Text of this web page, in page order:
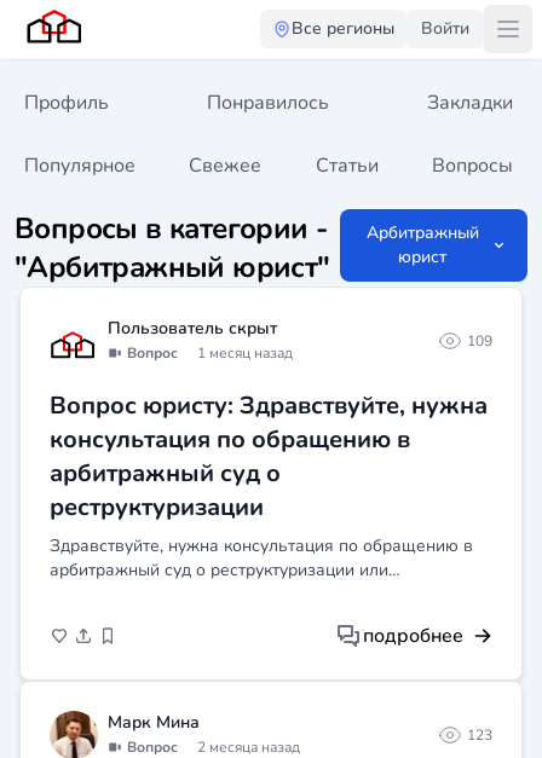
Все регионы Войти
Профиль Понравилось Закладки
Популярное Свежее Статьи Вопросы
Вопросы в категории -
"Арбитражный юрист"
Арбитражный
юрист
Пользователь скрыт
Вопрос 1 месяц назад
109
Вопрос юристу: Здравствуйте, нужна
консультация по обращению в
арбитражный суд о
реструктуризации
Здравствуйте, нужна консультация по обращению в
арбитражный суд о реструктуризации или
подробнее
Марк Мина
Вопрос 2 месяца назад
123